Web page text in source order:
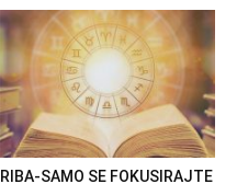
RIBA-SAMO SE FOKUSIRAJTE